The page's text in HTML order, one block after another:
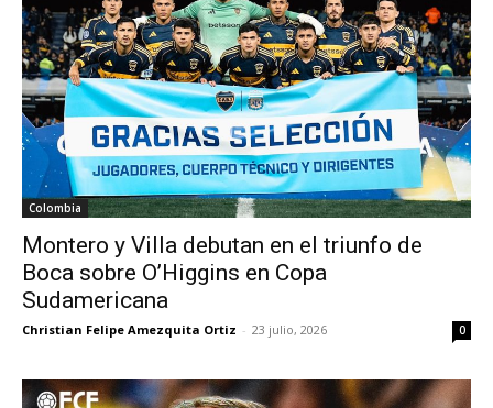
Colombia
Montero y Villa debutan en el triunfo de
Boca sobre O’Higgins en Copa
Sudamericana
Christian Felipe Amezquita Ortiz - 23 julio, 2026 0